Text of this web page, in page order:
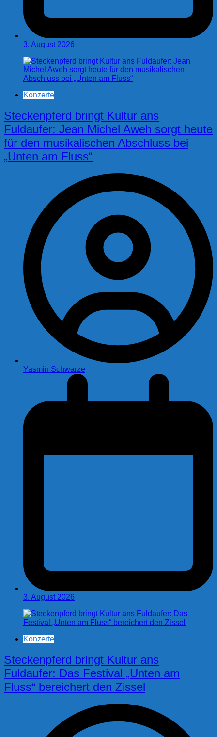
3. August 2026
Konzerte
Steckenpferd bringt Kultur ans
Fuldaufer: Jean Michel Aweh sorgt heute
für den musikalischen Abschluss bei
„Unten am Fluss“
Yasmin Schwarze
3. August 2026
Konzerte
Steckenpferd bringt Kultur ans
Fuldaufer: Das Festival „Unten am
Fluss“ bereichert den Zissel